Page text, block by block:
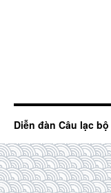
Diễn đàn Câu lạc